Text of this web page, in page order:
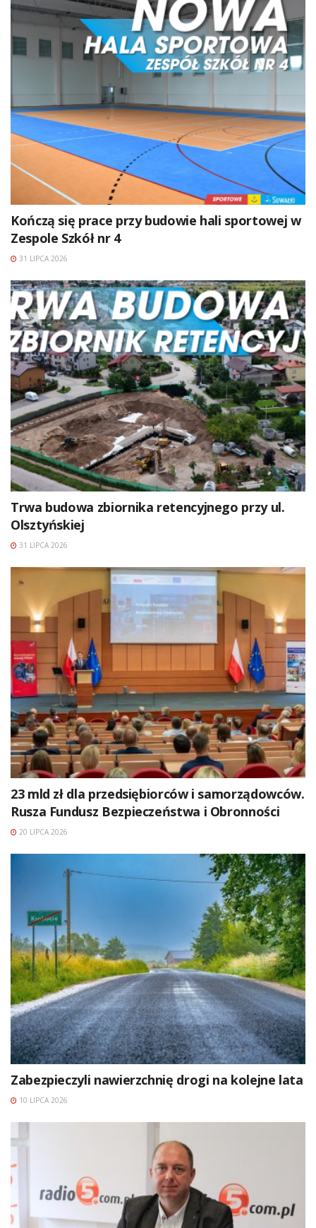
Kończą się prace przy budowie hali sportowej w
Zespole Szkół nr 4
31 LIPCA 2026
Trwa budowa zbiornika retencyjnego przy ul.
Olsztyńskiej
31 LIPCA 2026
23 mld zł dla przedsiębiorców i samorządowców.
Rusza Fundusz Bezpieczeństwa i Obronności
20 LIPCA 2026
Zabezpieczyli nawierzchnię drogi na kolejne lata
10 LIPCA 2026